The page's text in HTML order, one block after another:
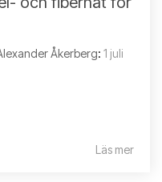
Åkerberg: 1 juli
Läs mer